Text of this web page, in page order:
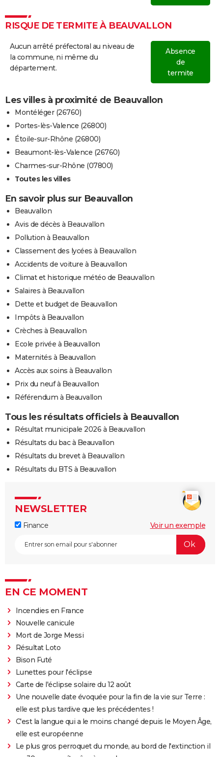
RISQUE DE TERMITE À BEAUVALLON
Aucun arrêté préfectoral au niveau de
la commune, ni même du
département.
Absence
de
termite
Les villes à proximité de Beauvallon
Montéléger (26760)
Portes-lès-Valence (26800)
Étoile-sur-Rhône (26800)
Beaumont-lès-Valence (26760)
Charmes-sur-Rhône (07800)
Toutes les villes
En savoir plus sur Beauvallon
Beauvallon
Avis de décès à Beauvallon
Pollution à Beauvallon
Classement des lycées à Beauvallon
Accidents de voiture à Beauvallon
Climat et historique météo de Beauvallon
Salaires à Beauvallon
Dette et budget de Beauvallon
Impôts à Beauvallon
Crèches à Beauvallon
Ecole privée à Beauvallon
Maternités à Beauvallon
Accès aux soins à Beauvallon
Prix du neuf à Beauvallon
Référendum à Beauvallon
Tous les résultats officiels à Beauvallon
Résultat municipale 2026 à Beauvallon
Résultats du bac à Beauvallon
Résultats du brevet à Beauvallon
Résultats du BTS à Beauvallon
NEWSLETTER
Finance Voir un exemple
EN CE MOMENT
Incendies en France
Nouvelle canicule
Mort de Jorge Messi
Résultat Loto
Bison Futé
Lunettes pour l'éclipse
Carte de l'éclipse solaire du 12 août
Une nouvelle date évoquée pour la fin de la vie sur Terre :
elle est plus tardive que les précédentes !
C'est la langue qui a le moins changé depuis le Moyen Âge,
elle est européenne
Le plus gros perroquet du monde, au bord de l'extinction il